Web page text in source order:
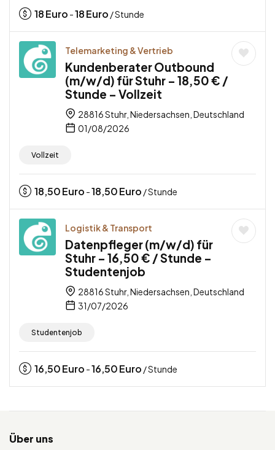
18Euro -18Euro / Stunde
Telemarketing & Vertrieb
Kundenberater Outbound
(m/w/d) für Stuhr – 18,50 € /
Stunde – Vollzeit
28816 Stuhr, Niedersachsen, Deutschland
01/08/2026
Vollzeit
18,50Euro -18,50Euro / Stunde
Logistik & Transport
Datenpfleger (m/w/d) für
Stuhr – 16,50 € / Stunde –
Studentenjob
28816 Stuhr, Niedersachsen, Deutschland
31/07/2026
Studentenjob
16,50Euro -16,50Euro / Stunde
Über uns